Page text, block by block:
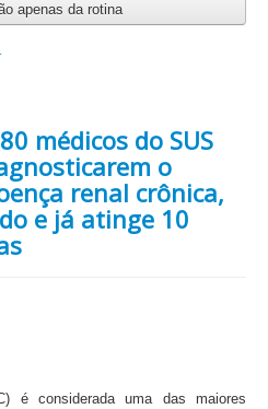
apenas da rotina
médicos do SUS
o
renal crônica,
e já atinge 10
é considerada uma das maiores